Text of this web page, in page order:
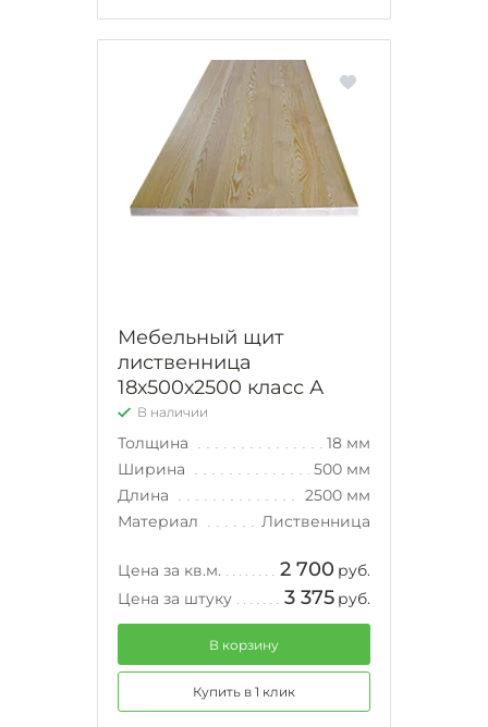
Мебельный щит
лиственница
18х500х2500 класс А
В наличии
Толщина
18 мм
Ширина
500 мм
Длина
2500 мм
Материал
Лиственница
Цена за кв.м. 2 700 руб.
Цена за штуку
3 375 руб.
В корзину
Купить в 1 клик